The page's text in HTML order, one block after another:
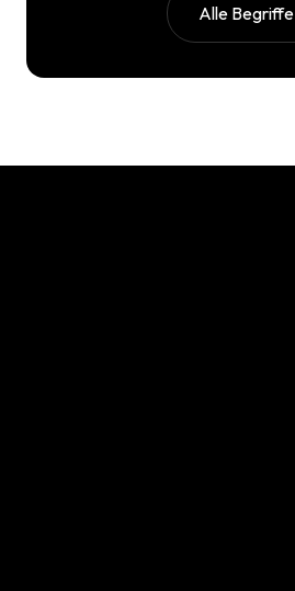
Alle Begriffe